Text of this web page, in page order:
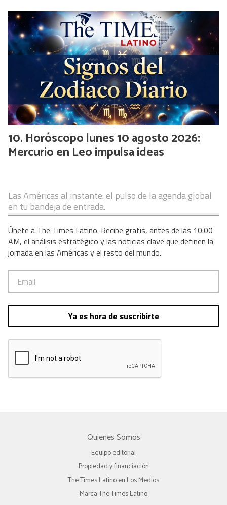
Horóscopo lunes 10 agosto 2026:
Mercurio en Leo impulsa ideas
Las Américas al instante: el pulso de la agenda global
en tu bandeja de entrada.
Únete a The Times Latino. Recibe gratis, antes de las 10:00
AM, el análisis estratégico y las noticias clave que definen la
jornada en las Américas y el resto del mundo.
Ya es hora de suscribirte
Quienes Somos
Equipo editorial
Propiedad y financiación
The Times Latino en Los Medios
Marca The Times Latino